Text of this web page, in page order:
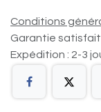
Conditions
Garantie satisfait
Expédition : 2-3